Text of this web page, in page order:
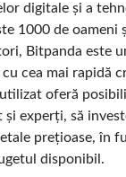
digitale și a
1000 de oameni
Bitpanda este
cea mai rapidă
oferă
experți, să
prețioase, în
disponibil.